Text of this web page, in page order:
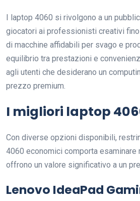
I laptop 4060 si rivolgono a un
giocatori ai professionisti creativi
di macchine affidabili per svago e
equilibrio tra prestazioni e
agli utenti che desiderano un
prezzo premium.
I migliori laptop
Con diverse opzioni disponibili,
4060 economici comporta esaminare
offrono un valore significativo a un
Lenovo IdeaPad